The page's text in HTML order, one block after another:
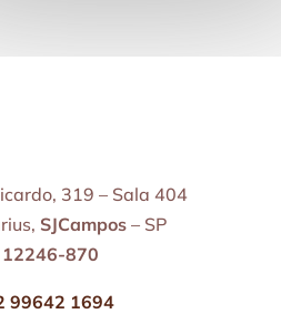
319 – Sala 404
SJCampos – SP
12246-870
99642 1694